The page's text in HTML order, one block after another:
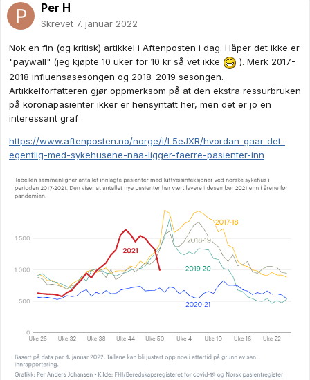
Per H
Skrevet 7. januar 2022
Nok en fin (og kritisk) artikkel i Aftenposten i dag. Håper det ikke er
"paywall" (jeg kjøpte 10 uker for 10 kr så vet ikke
). Merk 2017-
2018 influensasesongen og 2018-2019 sesongen.
Artikkelforfatteren gjør oppmerksom på at den ekstra ressurbruken
på koronapasienter ikker er hensyntatt her, men det er jo en
interessant graf
https://www.aftenposten.no/norge/i/L5eJXR/hvordan-gaar-det-
egentlig-med-sykehusene-naa-ligger-faerre-pasienter-inn